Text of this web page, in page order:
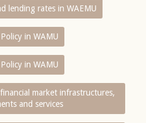
lending rates in WAEMU
in WAMU
in WAMU
market infrastructures,
and services